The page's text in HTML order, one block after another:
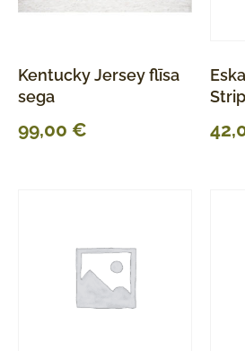
Kentucky Jersey flīsa
sega
99,00 €